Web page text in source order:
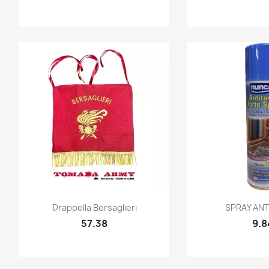
Quick view
Drappella Bersaglieri
57.38

SPRAY